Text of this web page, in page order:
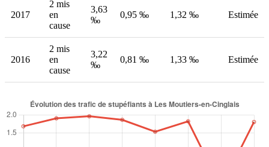
2017
2 mis
en
cause
3,63
‰
0,95 ‰ 1,32 ‰ Estimée
2016
2 mis
en
cause
3,22
‰
0,81 ‰ 1,33 ‰ Estimée